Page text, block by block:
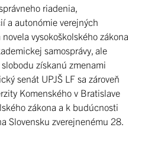
riadenia,
a autonómie verejných
vysokoškolského zákona
samosprávy, ale
získanú zmenami
senát UPJŠ LF sa zároveň
Komenského v Bratislave
zákona a k budúcnosti
Slovensku zverejnenému 28.